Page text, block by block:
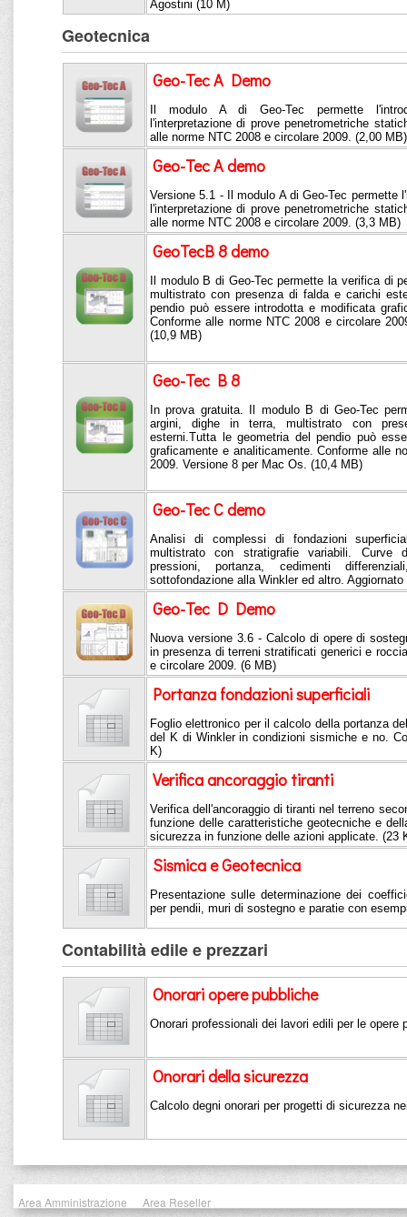
Agostini (10 M)
Geotecnica
Geo-Tec A Demo
Il modulo A di Geo-Tec permette
l'interpretazione di prove penetrometriche
alle norme NTC 2008 e circolare 2009. (2,00 MB)
Geo-Tec A demo
Versione 5.1 - Il modulo A di Geo-Tec permette
l'interpretazione di prove penetrometriche
alle norme NTC 2008 e circolare 2009. (3,3 MB)
GeoTecB 8 demo
Il modulo B di Geo-Tec permette la verifica di
multistrato con presenza di falda e carichi
pendio può essere introdotta e modificata
Conforme alle norme NTC 2008 e circolare
(10,9 MB)
Geo-Tec B 8
In prova gratuita. Il modulo B di Geo-Tec
argini, dighe in terra, multistrato con
esterni.Tutta le geometria del pendio può
graficamente e analiticamente. Conforme alle
2009. Versione 8 per Mac Os. (10,4 MB)
Geo-Tec C demo
Analisi di complessi di fondazioni
multistrato con stratigrafie variabili.
pressioni, portanza, cedimenti
sottofondazione alla Winkler ed altro.
Geo-Tec D Demo
Nuova versione 3.6 - Calcolo di opere di
in presenza di terreni stratificati generici e
e circolare 2009. (6 MB)
Portanza fondazioni superficiali
Foglio elettronico per il calcolo della portanza
del K di Winkler in condizioni sismiche e no.
K)
Verifica ancoraggio tiranti
Verifica dell'ancoraggio di tiranti nel terreno
funzione delle caratteristiche geotecniche e
sicurezza in funzione delle azioni applicate. (23
Sismica e Geotecnica
Presentazione sulle determinazione dei
per pendii, muri di sostegno e paratie con
Contabilità edile e prezzari
Onorari opere pubbliche
Onorari professionali dei lavori edili per le opere
Onorari della sicurezza
Calcolo degni onorari per progetti di sicurezza
Area Amministrazione
Area Reseller